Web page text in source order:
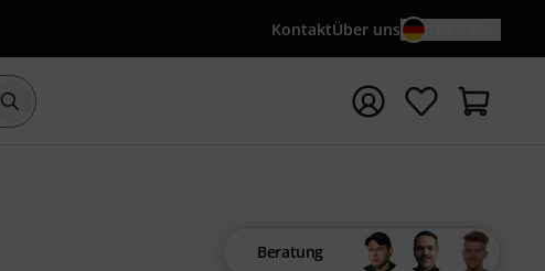
KontaktÜber uns
Suche mit Suchwort {searchTerm} starten
Beratung